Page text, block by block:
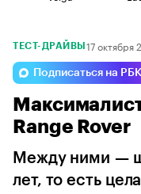
Changan
Omoda
ТЕСТ-ДРАЙВЫ 17 октября
Подписаться на
Range Rover
Между ними —
лет, то есть